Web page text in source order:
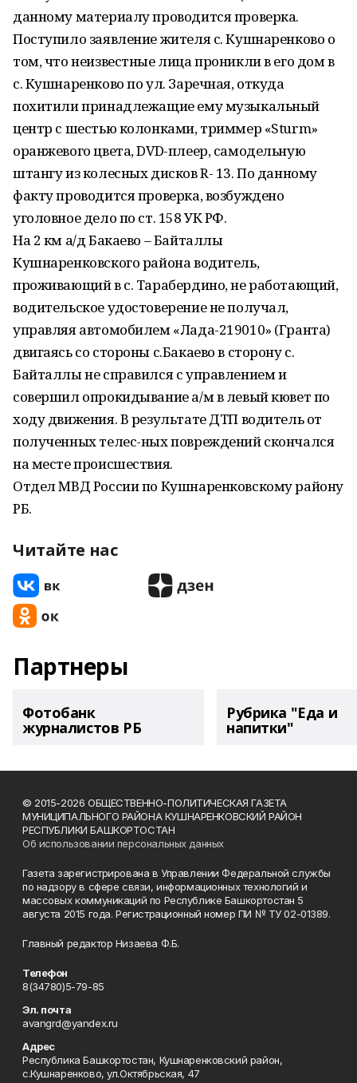
данному материалу проводится проверка.
Поступило заявление жителя с. Кушнаренково о
том, что неизвестные лица проникли в его дом в
с. Кушнаренково по ул. Заречная, откуда
похитили принадлежащие ему музыкальный
центр с шестью колонками, триммер «Sturm»
оранжевого цвета, DVD-плеер, самодельную
штангу из колесных дисков R- 13. По данному
факту проводится проверка, возбуждено
уголовное дело по ст. 158 УК РФ.
На 2 км а/д Бакаево – Байталлы
Кушнаренковского района водитель,
проживающий в с. Тарабердино, не работающий,
водительское удостоверение не получал,
управляя автомобилем «Лада-219010» (Гранта)
двигаясь со стороны с.Бакаево в сторону с.
Байталлы не справился с управлением и
совершил опрокидывание а/м в левый кювет по
ходу движения. В результате ДТП водитель от
полученных телес-ных повреждений скончался
на месте происшествия.
Отдел МВД России по Кушнаренковскому району
РБ.
Читайте нас
Партнеры
Фотобанк
журналистов РБ
Рубрика "Еда и
напитки"
© 2015-2026 ОБЩЕСТВЕННО-ПОЛИТИЧЕСКАЯ ГАЗЕТА
МУНИЦИПАЛЬНОГО РАЙОНА КУШНАРЕНКОВСКИЙ РАЙОН
РЕСПУБЛИКИ БАШКОРТОСТАН
Об использовании персональных данных
Газета зарегистрирована в Управлении Федеральной службы
по надзору в сфере связи, информационных технологий и
массовых коммуникаций по Республике Башкортостан 5
августа 2015 года. Регистрационный номер ПИ № ТУ 02-01389.
Главный редактор Низаева Ф.Б.
Телефон
8(34780)5-79-85
Эл. почта
avangrd@yandex.ru
Адрес
Республика Башкортостан, Кушнаренковский район,
с.Кушнаренково, ул.Октябрьская, 47